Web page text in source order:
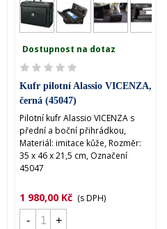
Dostupnost na dotaz
Kufr pilotní Alassio VICENZA,
černá (45047)
Pilotní kufr Alassio VICENZA s
přední a boční přihrádkou,
Materiál: imitace kůže, Rozměr:
35 x 46 x 21,5 cm, Označení
45047
1 980,00 Kč (s DPH)
-
+